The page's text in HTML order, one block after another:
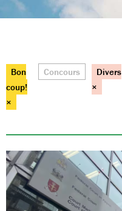
Bon
coup!
×
Concours
Divers
×